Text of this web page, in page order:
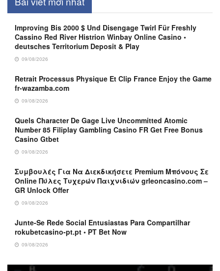
Improving Bis 2000 $ Und Disengage Twirl Für Freshly
Cassino Red River Histrion Winbay Online Casino ◦
deutsches Territorium Deposit & Play
09/08/2026
Retrait Processus Physique Et Clip France Enjoy the Game
fr-wazamba.com
09/08/2026
Quels Character De Gage Live Uncommitted Atomic
Number 85 Filiplay Gambling Casino FR Get Free Bonus
Casino Gtbet
09/08/2026
Συμβουλές Για Να Διεκδικήσετε Premium Μπόνους Σε
Online Πύλες Τυχερών Παιχνιδιών grleoncasino.com –
GR Unlock Offer
09/08/2026
Junte-Se Rede Social Entusiastas Para Compartilhar
rokubetcasino-pt.pt ◦ PT Bet Now
09/08/2026